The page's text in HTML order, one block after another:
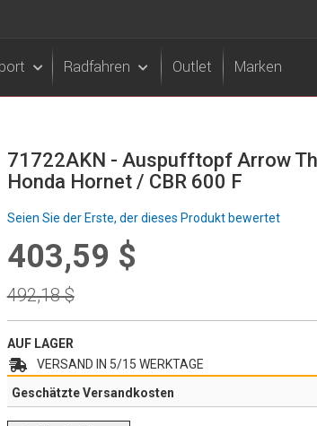
Radfahren Outlet Marken
71722AKN - Auspufftopf Arrow
Honda Hornet / CBR 600 F
Seien Sie der Erste, der dieses Produkt bewertet
Special
403,59 $
Regular
Price
492,18 $
AUF LAGER
VERSAND IN 5/15 WERKTAGE
Geschätzte Versandkosten